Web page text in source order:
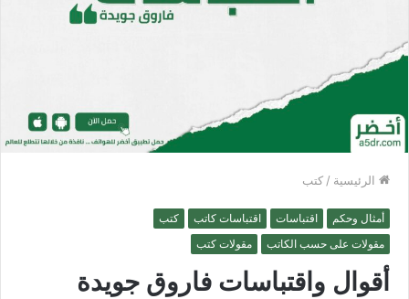
الرئيسية / كتب
أمثال وحكم اقتباسات اقتباسات كاتب
كتب
مقولات على حسب الكاتب
مقولات كتب
أقوال واقتباسات فاروق جويدة